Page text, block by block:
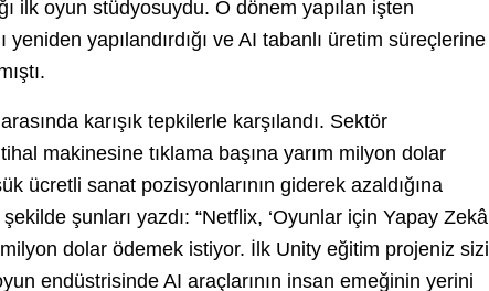
ilk oyun stüdyosuydu. O dönem yapılan işten
yeniden yapılandırdığı ve AI tabanlı üretim süreçlerine
karışık tepkilerle karşılandı. Sektör
makinesine tıklama başına yarım milyon dolar
ücretli sanat pozisyonlarının giderek azaldığına
şunları yazdı: “Netflix, ‘Oyunlar için Yapay Zekâ
dolar ödemek istiyor. İlk Unity eğitim projeniz sizi
endüstrisinde AI araçlarının insan emeğinin yerini